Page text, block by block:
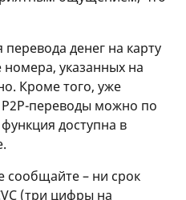
денег на карту
указанных на
Кроме того, уже
P2P-переводы можно по
доступна в
сообщайте – ни срок
(три цифры на